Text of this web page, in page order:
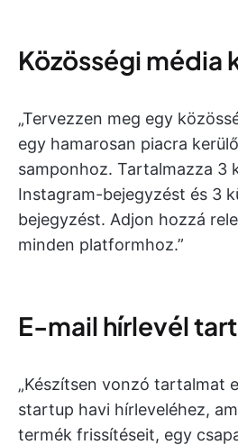
Közösségi média
„Tervezzen meg egy
egy hamarosan piacra
samponhoz. Tartalmazza 3
Instagram-bejegyzést és 3
bejegyzést. Adjon hozzá
minden platformhoz.”
E-mail hírlevél
„Készítsen vonzó tartalmat
startup havi hírleveléhez,
termék frissítéseit, egy